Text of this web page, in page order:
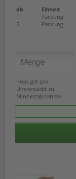
ab Einheit
1
Packung
5
Packung
Preis gilt pro
Umverpackt zu
Mindestabnahme